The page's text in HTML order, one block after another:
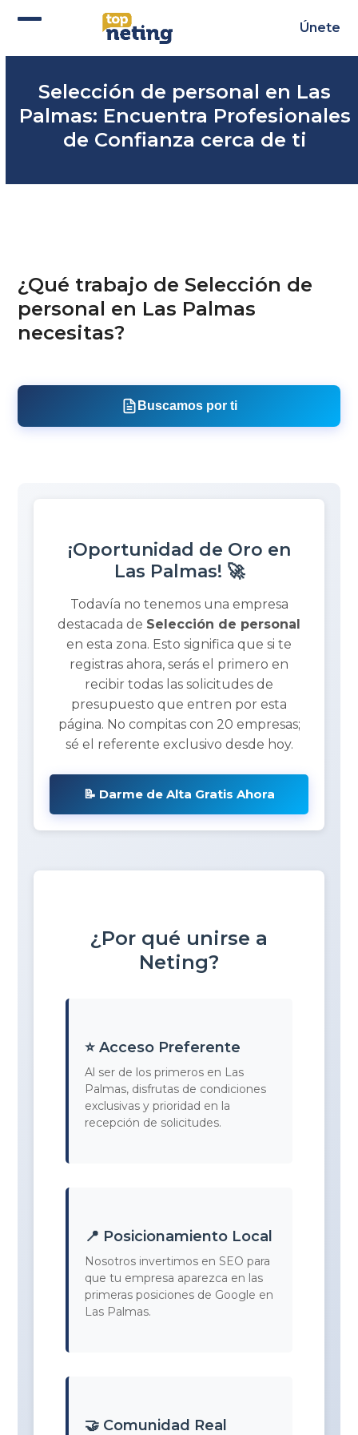
Únete
móvil
móvil
Selección de personal en Las
Palmas: Encuentra Profesionales
de Confianza cerca de ti
¿Qué trabajo de Selección de
personal en Las Palmas
necesitas?
Buscamos por ti
¡Oportunidad de Oro en
Las Palmas! 🚀
Todavía no tenemos una empresa
destacada de Selección de personal
en esta zona. Esto significa que si te
registras ahora, serás el primero en
recibir todas las solicitudes de
presupuesto que entren por esta
página. No compitas con 20 empresas;
sé el referente exclusivo desde hoy.
📝 Darme de Alta Gratis Ahora
¿Por qué unirse a
Neting?
⭐ Acceso Preferente
Al ser de los primeros en Las
Palmas, disfrutas de condiciones
exclusivas y prioridad en la
recepción de solicitudes.
📍 Posicionamiento Local
Nosotros invertimos en SEO para
que tu empresa aparezca en las
primeras posiciones de Google en
Las Palmas.
🤝 Comunidad Real